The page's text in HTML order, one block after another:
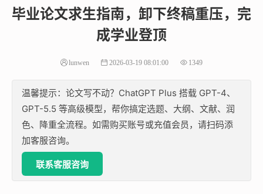
毕业论文求生指南，卸下终稿重压，完
成学业登顶
lunwen 2026-03-19 08:01:00 1349
温馨提示：论文写不动？ChatGPT Plus 搭载 GPT-4、
GPT-5.5 等高级模型，帮你搞定选题、大纲、文献、润
色、降重全流程。如需购买账号或充值会员，请扫码添
加客服咨询。
联系客服咨询